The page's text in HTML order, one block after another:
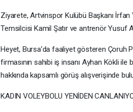
Ziyarete, Artvinspor Kulübü Başkanı İrfan
Temsilcisi Kamil Şatır ve antrenör Yusuf
Heyet, Bursa’da faaliyet gösteren Çoruh
firmasının sahibi iş insanı Ayhan Kökli ile
hakkında kapsamlı görüş alışverişinde
KADIN VOLEYBOLU YENİDEN